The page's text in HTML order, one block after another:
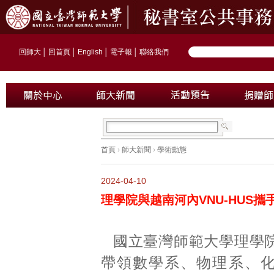
回師大 回首頁 English 電子報 聯絡我們
首頁 › 師大新聞 › 學術動態
2024-04-10
理學院與越南河內VNU-HUS攜
國立臺灣師範大學理學
帶領數學系、物理系、